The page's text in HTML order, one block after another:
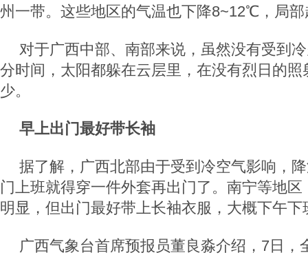
州一带。这些地区的气温也下降8~12℃，局
对于广西中部、南部来说，虽然没有受到
分时间，太阳都躲在云层里，在没有烈日的
少。
早上出门最好带长袖
据了解，广西北部由于受到冷空气影响，
门上班就得穿一件外套再出门了。南宁等地
明显，但出门最好带上长袖衣服，大概下午
广西气象台首席预报员董良淼介绍，7日，